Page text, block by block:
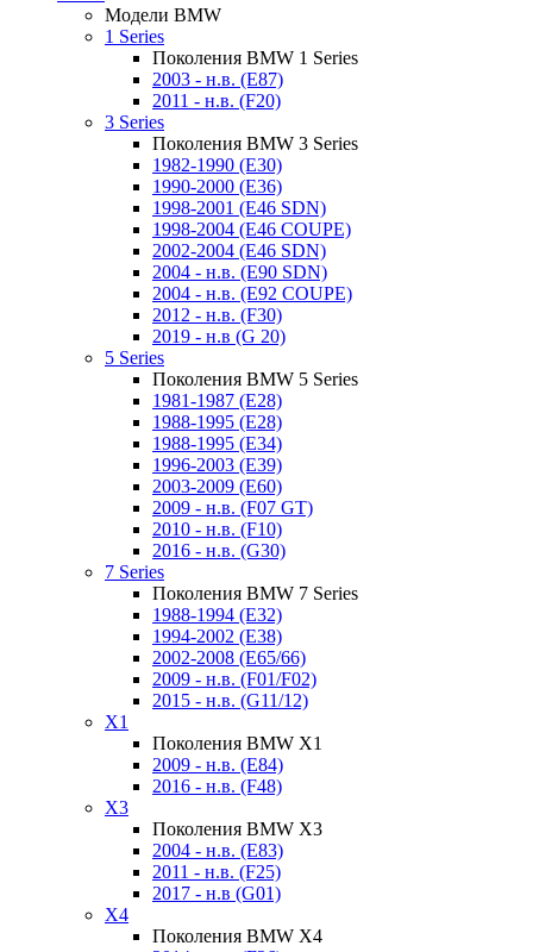
Модели BMW
1 Series
Поколения BMW 1 Series
2003 - н.в. (E87)
2011 - н.в. (F20)
3 Series
Поколения BMW 3 Series
1982-1990 (E30)
1990-2000 (E36)
1998-2001 (E46 SDN)
1998-2004 (E46 COUPE)
2002-2004 (E46 SDN)
2004 - н.в. (E90 SDN)
2004 - н.в. (E92 COUPE)
2012 - н.в. (F30)
2019 - н.в (G 20)
5 Series
Поколения BMW 5 Series
1981-1987 (E28)
1988-1995 (E28)
1988-1995 (E34)
1996-2003 (E39)
2003-2009 (E60)
2009 - н.в. (F07 GT)
2010 - н.в. (F10)
2016 - н.в. (G30)
7 Series
Поколения BMW 7 Series
1988-1994 (E32)
1994-2002 (E38)
2002-2008 (E65/66)
2009 - н.в. (F01/F02)
2015 - н.в. (G11/12)
X1
Поколения BMW X1
2009 - н.в. (E84)
2016 - н.в. (F48)
X3
Поколения BMW X3
2004 - н.в. (E83)
2011 - н.в. (F25)
2017 - н.в (G01)
X4
Поколения BMW X4